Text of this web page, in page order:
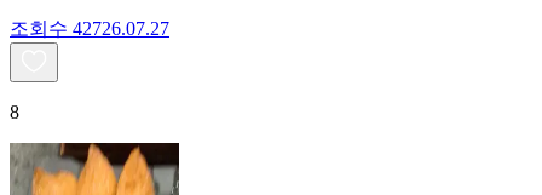
조회수 42726.07.27
8